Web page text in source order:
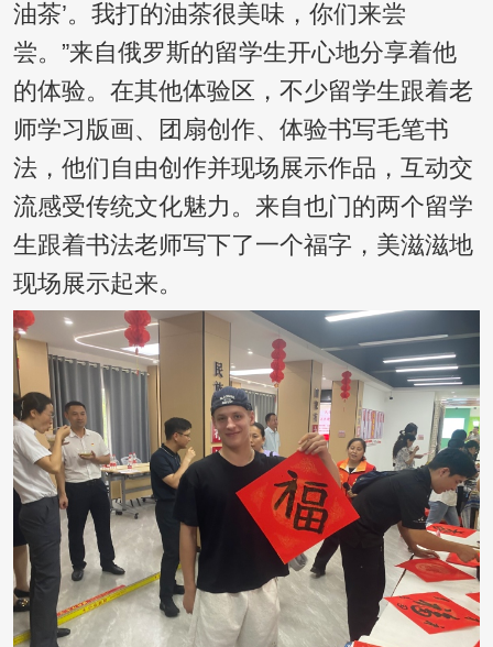
油茶’。我打的油茶很美味，你们来尝
尝。”来自俄罗斯的留学生开心地分享着他
的体验。在其他体验区，不少留学生跟着老
师学习版画、团扇创作、体验书写毛笔书
法，他们自由创作并现场展示作品，互动交
流感受传统文化魅力。来自也门的两个留学
生跟着书法老师写下了一个福字，美滋滋地
现场展示起来。